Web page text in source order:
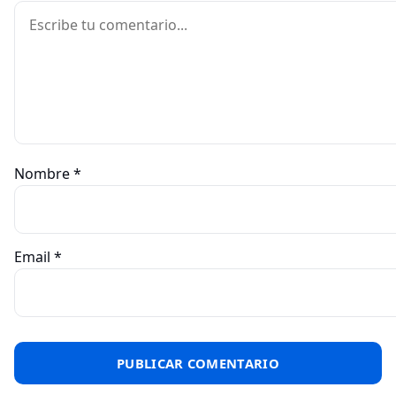
Comentario
Nombre*
Email *